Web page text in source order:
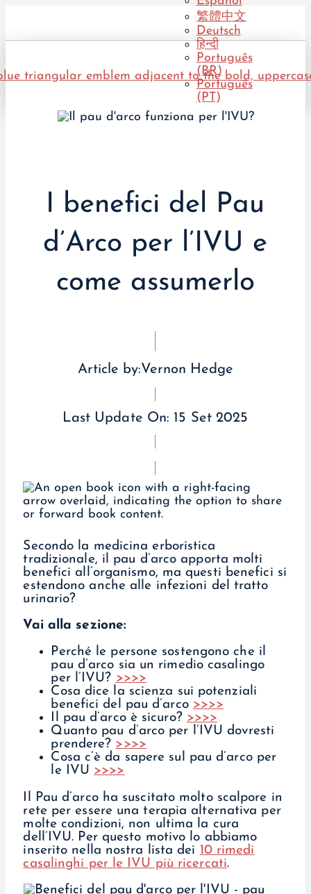
繁體中文
Deutsch
हिन्दी
Português
(BR)
Português
(PT)
I benefici del Pau
d’Arco per l’IVU e
come assumerlo
Article by:Vernon Hedge
Last Update On: 15 Set 2025
Secondo la medicina erboristica
tradizionale, il pau d’arco apporta molti
benefici all’organismo, ma questi benefici si
estendono anche alle infezioni del tratto
urinario?
Vai alla sezione:
Perché le persone sostengono che il
pau d’arco sia un rimedio casalingo
per l’IVU? >>>>
Cosa dice la scienza sui potenziali
benefici del pau d’arco >>>>
Il pau d’arco è sicuro? >>>>
Quanto pau d’arco per l’IVU dovresti
prendere? >>>>
Cosa c’è da sapere sul pau d’arco per
le IVU >>>>
Il Pau d’arco ha suscitato molto scalpore in
rete per essere una terapia alternativa per
molte condizioni, non ultima la cura
dell’IVU. Per questo motivo lo abbiamo
inserito nella nostra lista dei 10 rimedi
casalinghi per le IVU più ricercati.